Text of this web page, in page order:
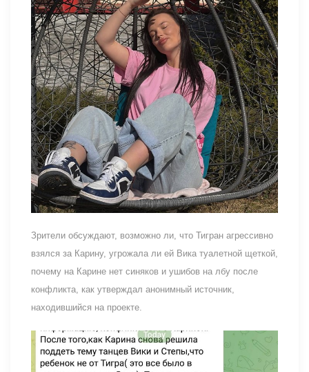
Зрители обсуждают, возможно ли, что Тигран агрессивно
взялся за Карину, угрожала ли ей Вика туалетной щеткой,
почему на Карине нет синяков и ушибов на лбу после
конфликта, как утверждал анонимный источник,
находившийся на проекте.